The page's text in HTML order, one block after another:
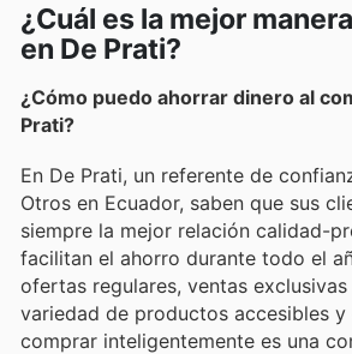
¿Cuál es la mejor
en De Prati?
¿Cómo puedo ahorrar dinero al
Prati?
En De Prati, un referente de
Otros en Ecuador, saben que sus
siempre la mejor relación calidad-
facilitan el ahorro durante todo el
ofertas regulares, ventas
variedad de productos accesibles y
comprar inteligentemente es una